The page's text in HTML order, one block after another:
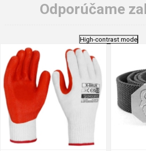
Odporúčame
High-contrast mode